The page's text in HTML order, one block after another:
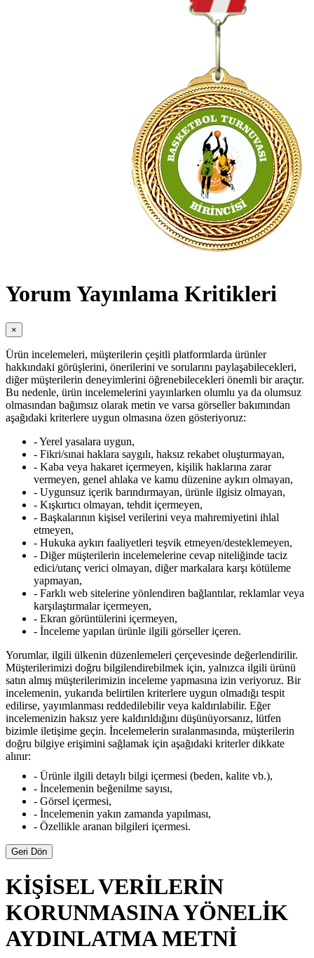
Yorum Yayınlama Kritikleri
×
Ürün incelemeleri, müşterilerin çeşitli platformlarda ürünler
hakkındaki görüşlerini, önerilerini ve sorularını paylaşabilecekleri,
diğer müşterilerin deneyimlerini öğrenebilecekleri önemli bir araçtır.
Bu nedenle, ürün incelemelerini yayınlarken olumlu ya da olumsuz
olmasından bağımsız olarak metin ve varsa görseller bakımından
aşağıdaki kriterlere uygun olmasına özen gösteriyoruz:
- Yerel yasalara uygun,
- Fikri/sınai haklara saygılı, haksız rekabet oluşturmayan,
- Kaba veya hakaret içermeyen, kişilik haklarına zarar
vermeyen, genel ahlaka ve kamu düzenine aykırı olmayan,
- Uygunsuz içerik barındırmayan, ürünle ilgisiz olmayan,
- Kışkırtıcı olmayan, tehdit içermeyen,
- Başkalarının kişisel verilerini veya mahremiyetini ihlal
etmeyen,
- Hukuka aykırı faaliyetleri teşvik etmeyen/desteklemeyen,
- Diğer müşterilerin incelemelerine cevap niteliğinde taciz
edici/utanç verici olmayan, diğer markalara karşı kötüleme
yapmayan,
- Farklı web sitelerine yönlendiren bağlantılar, reklamlar veya
karşılaştırmalar içermeyen,
- Ekran görüntülerini içermeyen,
- İnceleme yapılan ürünle ilgili görseller içeren.
Yorumlar, ilgili ülkenin düzenlemeleri çerçevesinde değerlendirilir.
Müşterilerimizi doğru bilgilendirebilmek için, yalnızca ilgili ürünü
satın almış müşterilerimizin inceleme yapmasına izin veriyoruz. Bir
incelemenin, yukarıda belirtilen kriterlere uygun olmadığı tespit
edilirse, yayımlanması reddedilebilir veya kaldırılabilir. Eğer
incelemenizin haksız yere kaldırıldığını düşünüyorsanız, lütfen
bizimle iletişime geçin. İncelemelerin sıralanmasında, müşterilerin
doğru bilgiye erişimini sağlamak için aşağıdaki kriterler dikkate
alınır:
- Ürünle ilgili detaylı bilgi içermesi (beden, kalite vb.),
- İncelemenin beğenilme sayısı,
- Görsel içermesi,
- İncelemenin yakın zamanda yapılması,
- Özellikle aranan bilgileri içermesi.
Geri Dön
KİŞİSEL VERİLERİN
KORUNMASINA YÖNELİK
AYDINLATMA METNİ